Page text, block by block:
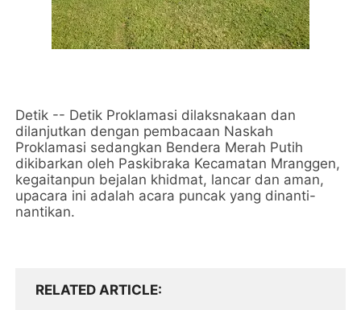
Detik -- Detik Proklamasi dilaksnakaan dan
dilanjutkan dengan pembacaan Naskah
Proklamasi sedangkan Bendera Merah Putih
dikibarkan oleh Paskibraka Kecamatan Mranggen,
kegaitanpun bejalan khidmat, lancar dan aman,
upacara ini adalah acara puncak yang dinanti-
nantikan.
RELATED ARTICLE